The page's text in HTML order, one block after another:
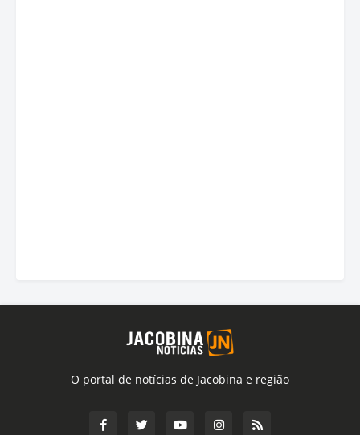
O portal de notícias de Jacobina e região